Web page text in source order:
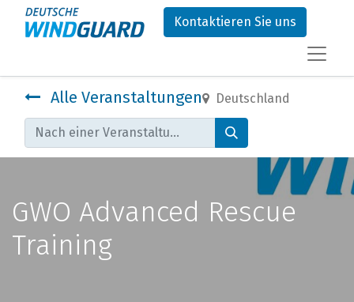
Kontaktieren Sie uns
Alle Veranstaltungen Deutschland
GWO Advanced Rescue
Training